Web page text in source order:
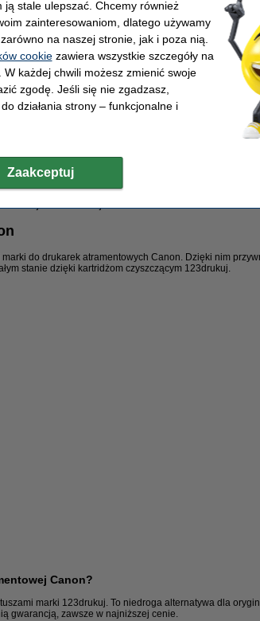
20 ml (2,5x więcej)
17 ml (2x więcej)
17 ml(2x więcej)
mówią same za siebie. Wybierając tusz do swojej
zestawy wkładów 123drukuj (czarny + kolory). To
i to w jeszcze niższej cenie!
do drukarek atramentowych Canon. Dzięki nim
stanie dzięki kartridżom czyszczącym 123drukuj.
Canon?
marki 123drukuj. To niedroga alternatywa dla
gwarancją, zawsze w najniższej cenie.
stale ulepszać. Chcemy również
zainteresowaniom, dlatego używamy
na naszej stronie, jak i poza nią.
cookiezawiera wszystkie szczegóły na
każdej chwili możesz zmienić swoje
zgodę. Jeśli się nie zgadzasz,
działania strony – funkcjonalne i
Zaakceptuj